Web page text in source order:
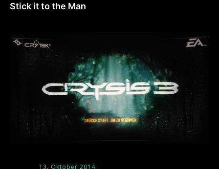
Stick it to the Man
13. Oktober 2014